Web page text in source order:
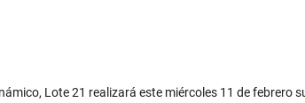
Lote 21 realizará este miércoles 11 de febrero